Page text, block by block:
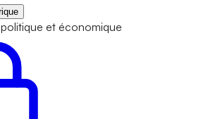
et économique